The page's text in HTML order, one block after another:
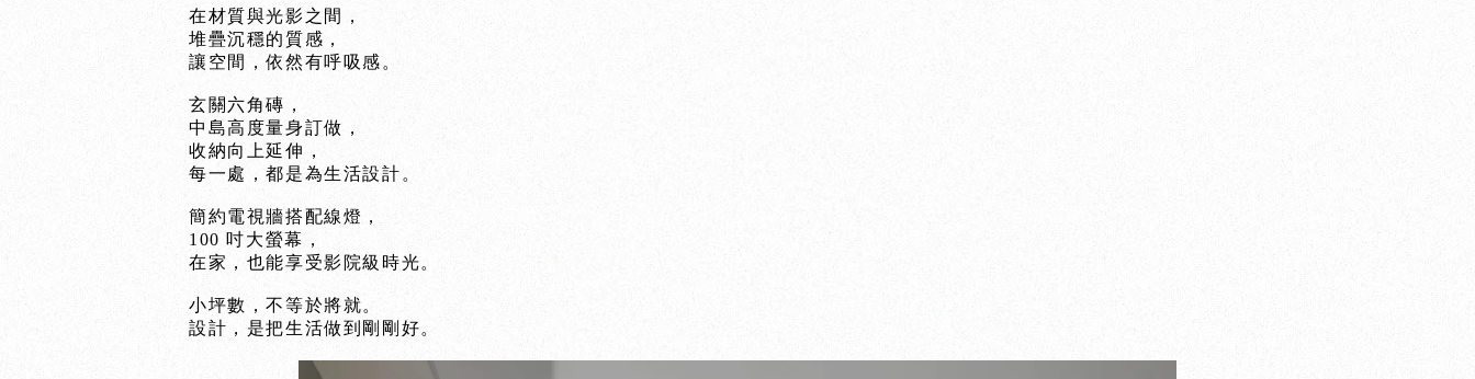
在材質與光影之間，
堆疊沉穩的質感，
讓空間，依然有呼吸感。
玄關六角磚，
中島高度量身訂做，
收納向上延伸，
每一處，都是為生活設計。
簡約電視牆搭配線燈，
100 吋大螢幕，
在家，也能享受影院級時光。
小坪數，不等於將就。
設計，是把生活做到剛剛好。